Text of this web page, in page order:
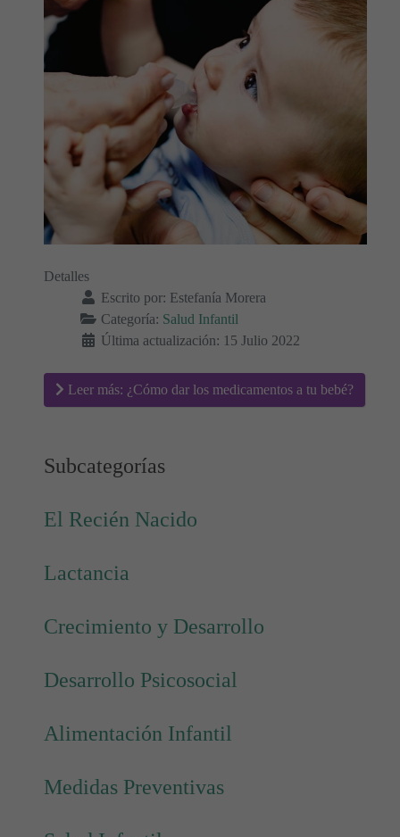
Detalles
Escrito por: Estefanía Morera
Categoría: Salud Infantil
Última actualización: 15 Julio 2022
Leer más: ¿Cómo dar los medicamentos a tu bebé?
Subcategorías
El Recién Nacido
Lactancia
Crecimiento y Desarrollo
Desarrollo Psicosocial
Alimentación Infantil
Medidas Preventivas